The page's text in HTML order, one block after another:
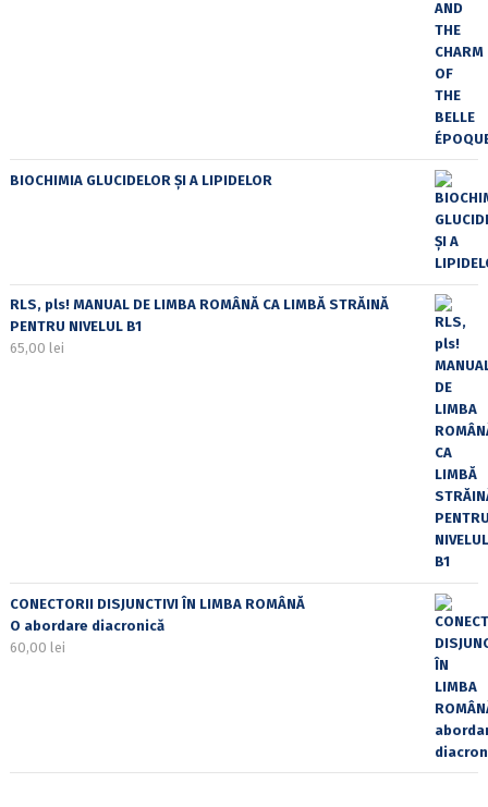
BIOCHIMIA GLUCIDELOR ȘI A LIPIDELOR
RLS, pls! MANUAL DE LIMBA ROMÂNĂ CA LIMBĂ STRĂINĂ
PENTRU NIVELUL B1
65,00 lei
CONECTORII DISJUNCTIVI ÎN LIMBA ROMÂNĂ
O abordare diacronică
60,00 lei